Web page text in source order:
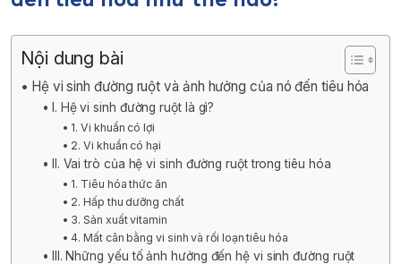
Nội dung bài
Hệ vi sinh đường ruột và ảnh hưởng của nó đến tiêu hóa
I. Hệ vi sinh đường ruột là gì?
1. Vi khuẩn có lợi
2. Vi khuẩn có hại
II. Vai trò của hệ vi sinh đường ruột trong tiêu hóa
1. Tiêu hóa thức ăn
2. Hấp thu dưỡng chất
3. Sản xuất vitamin
4. Mất cân bằng vi sinh và rối loạn tiêu hóa
III. Những yếu tố ảnh hưởng đến hệ vi sinh đường ruột